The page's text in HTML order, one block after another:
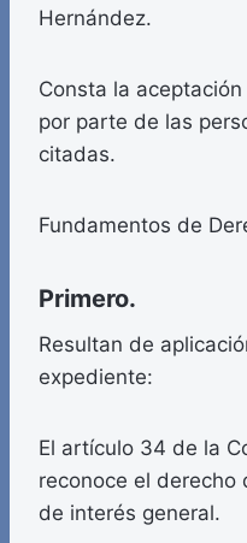
Hernández.
Consta la
por parte de las
citadas.
Fundamentos de
Primero.
Resultan de
expediente:
El artículo 34 de la
reconoce el derecho
de interés general.